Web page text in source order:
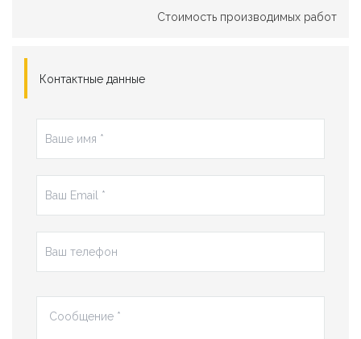
Стоимость производимых работ
Контактные данные